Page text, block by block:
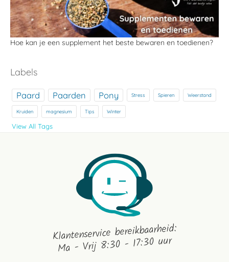
Hoe kan je een supplement het beste bewaren en toedienen?
Labels
Paard Paarden Pony Stress Spieren Weerstand
Kruiden magnesium Tips Winter
View All Tags
Klantenservice bereikbaarheid:
Ma - Vrij 8:30 - 17:30 uur